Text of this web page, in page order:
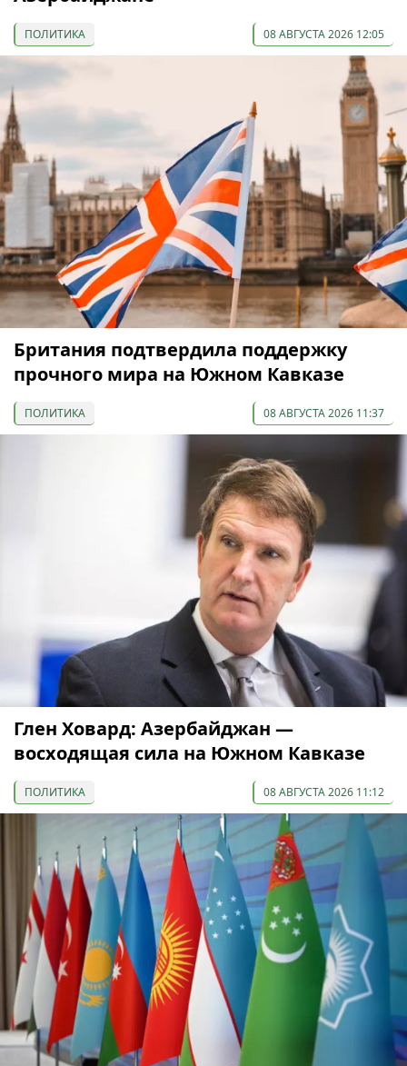
ПОЛИТИКА 08 АВГУСТА 2026 12:05
Британия подтвердила поддержку
прочного мира на Южном Кавказе
ПОЛИТИКА 08 АВГУСТА 2026 11:37
Глен Ховард: Азербайджан —
восходящая сила на Южном Кавказе
ПОЛИТИКА 08 АВГУСТА 2026 11:12